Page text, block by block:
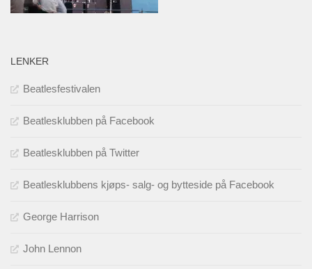
LENKER
Beatlesfestivalen
Beatlesklubben på Facebook
Beatlesklubben på Twitter
Beatlesklubbens kjøps- salg- og bytteside på Facebook
George Harrison
John Lennon